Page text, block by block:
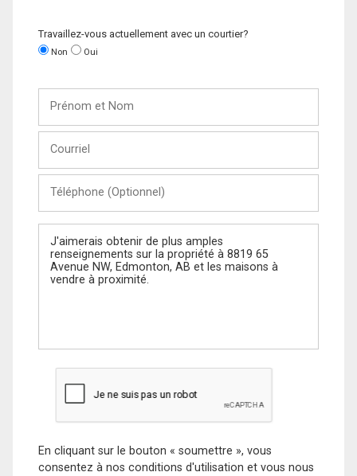
Travaillez-vous actuellement avec un courtier?
Non Oui
Nom
(Optionnel)
Message
En cliquant sur le bouton « soumettre », vous
consentez à nos conditions d'utilisation et vous nous